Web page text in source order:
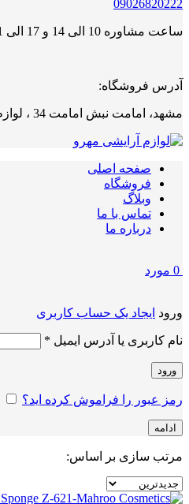
09026820222
ساعت مشاوره 10 الی 14 و 17 الی 21
آدرس فروشگاه:
مشهد، امامت نبش امامت 34 ، لوازم آرایش مهرو
صفحه اصلی
فروشگاه
وبلاگ
تماس با ما
درباره ما
0 مورد
ورود ایجاد یک حساب کاربری
نام کاربری یا آدرس ایمیل *
ورود
رمز عبور را فراموش کرده اید؟
ادامه
مرتب سازی بر اساس: